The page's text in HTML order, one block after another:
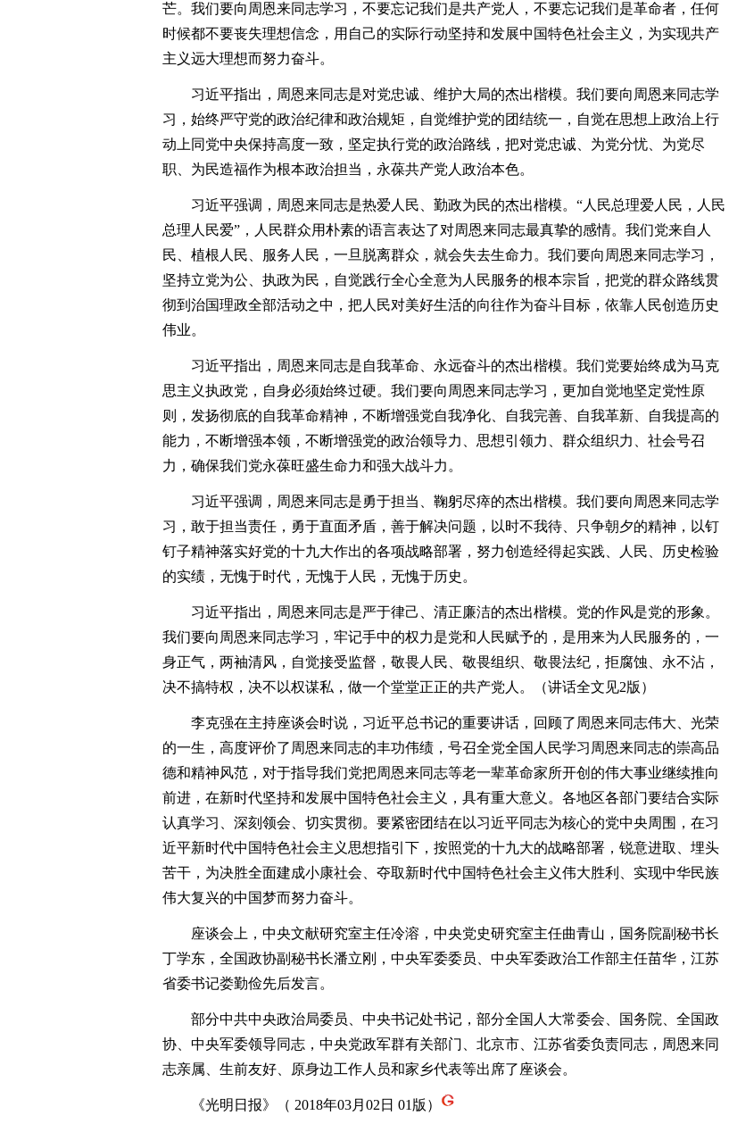
芒。我们要向周恩来同志学习，不要忘记我们是共产党人，不要忘记我们是革命者，任何
时候都不要丧失理想信念，用自己的实际行动坚持和发展中国特色社会主义，为实现共产
主义远大理想而努力奋斗。
习近平指出，周恩来同志是对党忠诚、维护大局的杰出楷模。我们要向周恩来同志学
习，始终严守党的政治纪律和政治规矩，自觉维护党的团结统一，自觉在思想上政治上行
动上同党中央保持高度一致，坚定执行党的政治路线，把对党忠诚、为党分忧、为党尽
职、为民造福作为根本政治担当，永葆共产党人政治本色。
习近平强调，周恩来同志是热爱人民、勤政为民的杰出楷模。“人民总理爱人民，人民
总理人民爱”，人民群众用朴素的语言表达了对周恩来同志最真挚的感情。我们党来自人
民、植根人民、服务人民，一旦脱离群众，就会失去生命力。我们要向周恩来同志学习，
坚持立党为公、执政为民，自觉践行全心全意为人民服务的根本宗旨，把党的群众路线贯
彻到治国理政全部活动之中，把人民对美好生活的向往作为奋斗目标，依靠人民创造历史
伟业。
习近平指出，周恩来同志是自我革命、永远奋斗的杰出楷模。我们党要始终成为马克
思主义执政党，自身必须始终过硬。我们要向周恩来同志学习，更加自觉地坚定党性原
则，发扬彻底的自我革命精神，不断增强党自我净化、自我完善、自我革新、自我提高的
能力，不断增强本领，不断增强党的政治领导力、思想引领力、群众组织力、社会号召
力，确保我们党永葆旺盛生命力和强大战斗力。
习近平强调，周恩来同志是勇于担当、鞠躬尽瘁的杰出楷模。我们要向周恩来同志学
习，敢于担当责任，勇于直面矛盾，善于解决问题，以时不我待、只争朝夕的精神，以钉
钉子精神落实好党的十九大作出的各项战略部署，努力创造经得起实践、人民、历史检验
的实绩，无愧于时代，无愧于人民，无愧于历史。
习近平指出，周恩来同志是严于律己、清正廉洁的杰出楷模。党的作风是党的形象。
我们要向周恩来同志学习，牢记手中的权力是党和人民赋予的，是用来为人民服务的，一
身正气，两袖清风，自觉接受监督，敬畏人民、敬畏组织、敬畏法纪，拒腐蚀、永不沾，
决不搞特权，决不以权谋私，做一个堂堂正正的共产党人。（讲话全文见2版）
李克强在主持座谈会时说，习近平总书记的重要讲话，回顾了周恩来同志伟大、光荣
的一生，高度评价了周恩来同志的丰功伟绩，号召全党全国人民学习周恩来同志的崇高品
德和精神风范，对于指导我们党把周恩来同志等老一辈革命家所开创的伟大事业继续推向
前进，在新时代坚持和发展中国特色社会主义，具有重大意义。各地区各部门要结合实际
认真学习、深刻领会、切实贯彻。要紧密团结在以习近平同志为核心的党中央周围，在习
近平新时代中国特色社会主义思想指引下，按照党的十九大的战略部署，锐意进取、埋头
苦干，为决胜全面建成小康社会、夺取新时代中国特色社会主义伟大胜利、实现中华民族
伟大复兴的中国梦而努力奋斗。
座谈会上，中央文献研究室主任冷溶，中央党史研究室主任曲青山，国务院副秘书长
丁学东，全国政协副秘书长潘立刚，中央军委委员、中央军委政治工作部主任苗华，江苏
省委书记娄勤俭先后发言。
部分中共中央政治局委员、中央书记处书记，部分全国人大常委会、国务院、全国政
协、中央军委领导同志，中央党政军群有关部门、北京市、江苏省委负责同志，周恩来同
志亲属、生前友好、原身边工作人员和家乡代表等出席了座谈会。
《光明日报》（ 2018年03月02日 01版）